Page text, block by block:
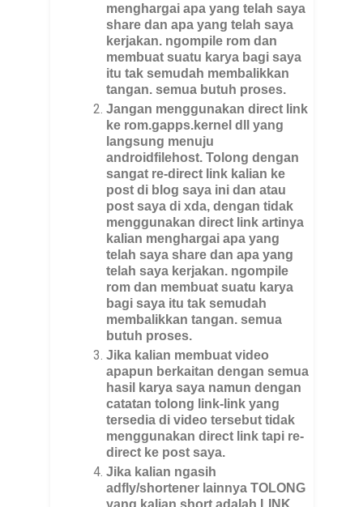
menghargai apa yang telah saya
share dan apa yang telah saya
kerjakan. ngompile rom dan
membuat suatu karya bagi saya
itu tak semudah membalikkan
tangan. semua butuh proses.
Jangan menggunakan direct link
ke rom.gapps.kernel dll yang
langsung menuju
androidfilehost. Tolong dengan
sangat re-direct link kalian ke
post di blog saya ini dan atau
post saya di xda, dengan tidak
menggunakan direct link artinya
kalian menghargai apa yang
telah saya share dan apa yang
telah saya kerjakan. ngompile
rom dan membuat suatu karya
bagi saya itu tak semudah
membalikkan tangan. semua
butuh proses.
Jika kalian membuat video
apapun berkaitan dengan semua
hasil karya saya namun dengan
catatan tolong link-link yang
tersedia di video tersebut tidak
menggunakan direct link tapi re-
direct ke post saya.
Jika kalian ngasih
adfly/shortener lainnya TOLONG
yang kalian short adalah LINK